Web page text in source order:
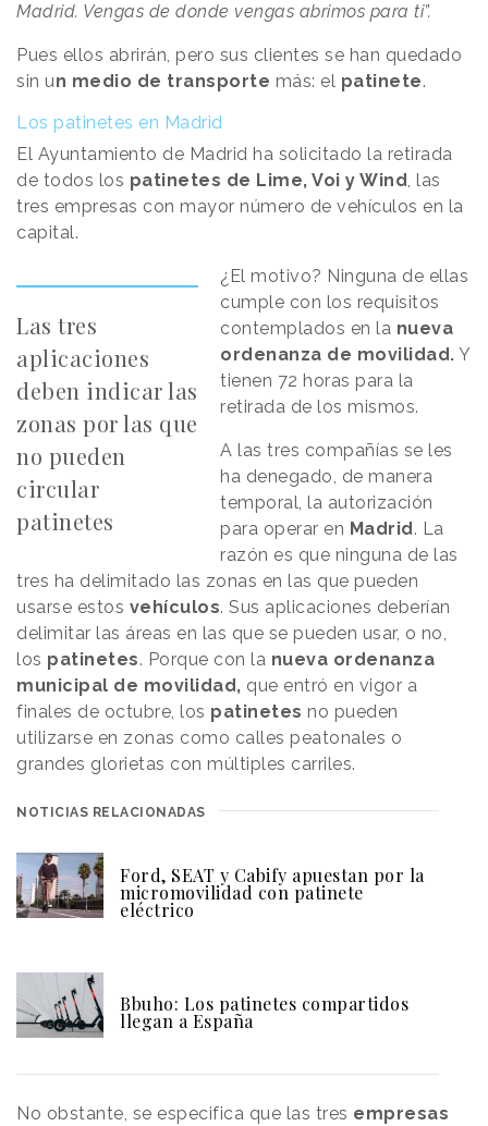
Madrid. Vengas de donde vengas abrimos para ti”.
Pues ellos abrirán, pero sus clientes se han quedado
sin un medio de transporte más: el patinete.
Los patinetes en Madrid
El Ayuntamiento de Madrid ha solicitado la retirada
de todos los patinetes de Lime, Voi y Wind, las
tres empresas con mayor número de vehículos en la
capital.
Las tres
aplicaciones
deben indicar las
zonas por las que
no pueden
circular
patinetes
¿El motivo? Ninguna de ellas
cumple con los requisitos
contemplados en la nueva
ordenanza de movilidad. Y
tienen 72 horas para la
retirada de los mismos.
A las tres compañías se les
ha denegado, de manera
temporal, la autorización
para operar en Madrid . La
razón es que ninguna de las
tres ha delimitado las zonas en las que pueden
usarse estos vehículos. Sus aplicaciones deberían
delimitar las áreas en las que se pueden usar, o no,
los patinetes. Porque con la nueva ordenanza
municipal de movilidad, que entró en vigor a
finales de octubre, los patinetes no pueden
utilizarse en zonas como calles peatonales o
grandes glorietas con múltiples carriles.
NOTICIAS RELACIONADAS
Ford, SEAT y Cabify apuestan por la
micromovilidad con patinete
eléctrico
Bbuho: Los patinetes compartidos
llegan a España
No obstante, se especifica que las tres empresas